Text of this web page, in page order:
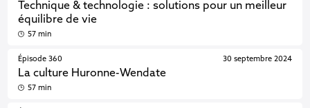
Technique & technologie : solutions pour un meilleur
équilibre de vie
57 min
Épisode 360
La culture Huronne-Wendate
30 septembre 2024
57 min